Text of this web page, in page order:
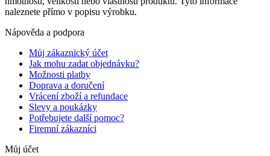
naleznete přímo v popisu výrobku.
Nápověda a podpora
Můj zákaznický účet
Jak mohu zadat objednávku?
Možnosti platby
Doprava a doručení
Vrácení zboží a refundace
Slevy a poukázky
Potřebujete další pomoc?
Firemní zákazníci
Můj účet